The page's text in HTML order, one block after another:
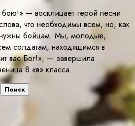
— восклицает герой песни
что необходимы всем, но, как
бойцам. Мы, молодые,
солдатам, находящимся в
вас Бог!», — завершила
8 «в» класса.